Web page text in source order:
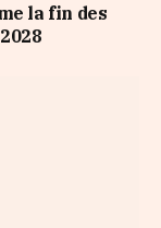
la fin des